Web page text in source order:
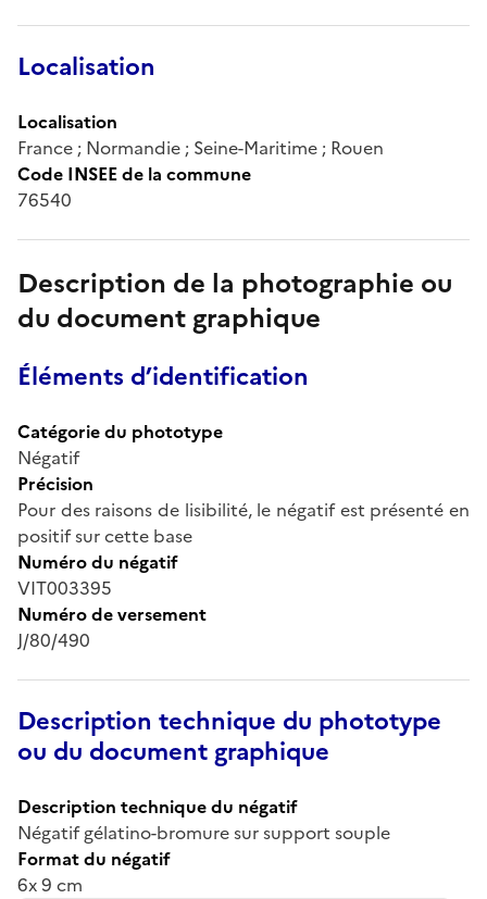
Localisation
Localisation
France ; Normandie ; Seine-Maritime ; Rouen
Code INSEE de la commune
76540
Description de la photographie ou
du document graphique
Éléments d’identification
Catégorie du phototype
Négatif
Précision
Pour des raisons de lisibilité, le négatif est présenté en
positif sur cette base
Numéro du négatif
VIT003395
Numéro de versement
J/80/490
Description technique du phototype
ou du document graphique
Description technique du négatif
Négatif gélatino-bromure sur support souple
Format du négatif
6x 9 cm